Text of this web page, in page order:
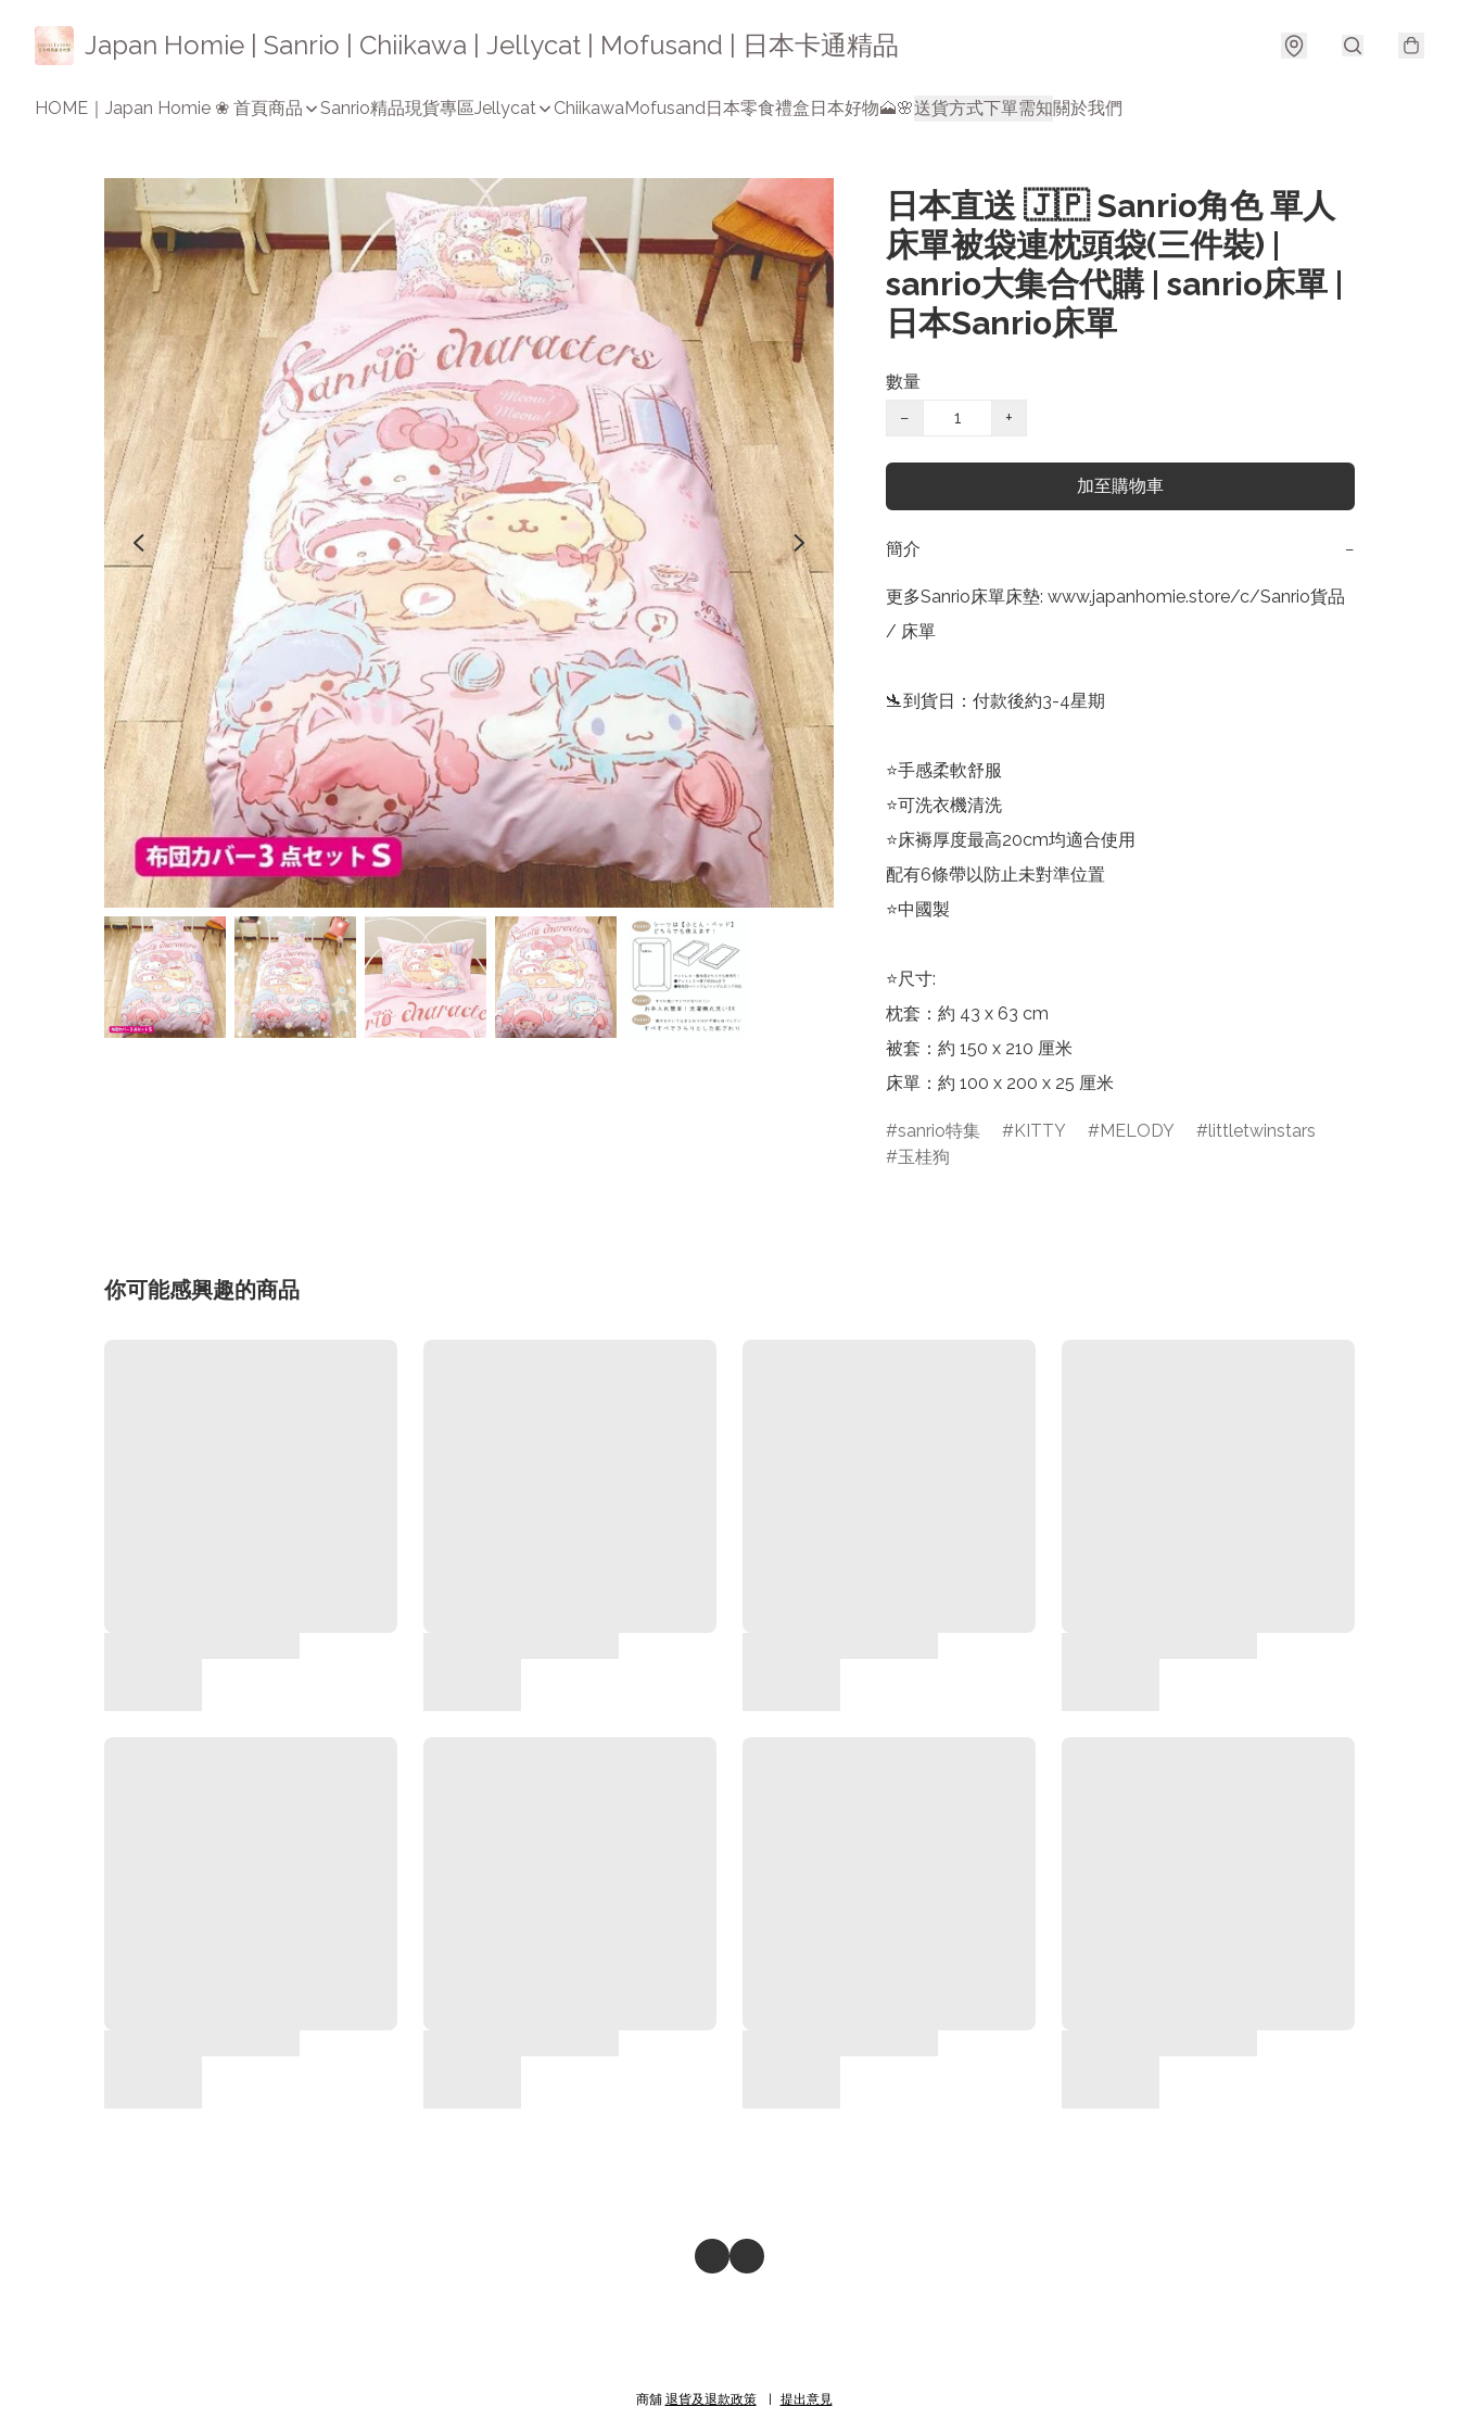
Japan Homie | Sanrio | Chiikawa | Jellycat | Mofusand | 日本卡通精品
HOME｜Japan Homie ❀ 首頁商品 Sanrio精品現貨專區Jellycat ChiikawaMofusand日本零食禮盒日本好物🗻🌸送貨方式下單需知關於我們
日本直送 🇯🇵 Sanrio角色 單人
床單被袋連枕頭袋(三件裝) |
sanrio大集合代購 | sanrio床單 |
日本Sanrio床單
數量
−
+
加至購物車
簡介 −
更多Sanrio床單床墊: www.japanhomie.store/c/Sanrio貨品
/ 床單
🛬到貨日：付款後約3-4星期
⭐手感柔軟舒服
⭐可洗衣機清洗
⭐床褥厚度最高20cm均適合使用
配有6條帶以防止未對準位置
⭐中國製
⭐尺寸:
枕套：約 43 x 63 cm
被套：約 150 x 210 厘米
床單：約 100 x 200 x 25 厘米
sanrio特集 KITTY MELODY
littletwinstars
玉桂狗
你可能感興趣的商品
商舖 退貨及退款政策 提出意見